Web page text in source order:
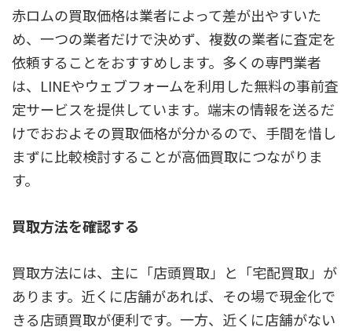
赤ロムの買取価格は業者によって差が出やすいた
め、一つの業者だけで決めず、複数の業者に査定を
依頼することをおすすめします。多くの専門業者
は、LINEやウェブフォームを利用した無料の事前査
定サービスを提供しています。端末の情報を送るだ
けでおおよその買取価格が分かるので、手間を惜し
まずに比較検討することが高価買取につながりま
す。
買取方法を確認する
買取方法には、主に「店頭買取」と「宅配買取」が
あります。近くに店舗があれば、その場で現金化で
きる店頭買取が便利です。一方、近くに店舗がない